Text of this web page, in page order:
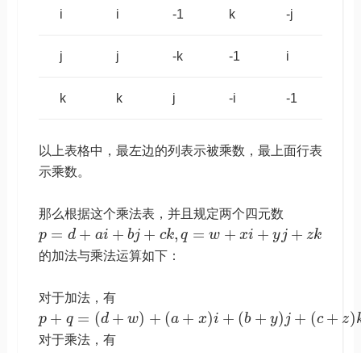
i i -1 k -j
j j -k -1 i
k k j -i -1
以上表格中，最左边的列表示被乘数，最上面行表
示乘数。
那么根据这个乘法表，并且规定两个四元数
p = d + ai + bj + ck, q = w + xi + yj + zk
的加法与乘法运算如下：
对于加法，有
p + q = (d + w) + (a + x)i + (b + y) j + (c + z)
对于乘法，有